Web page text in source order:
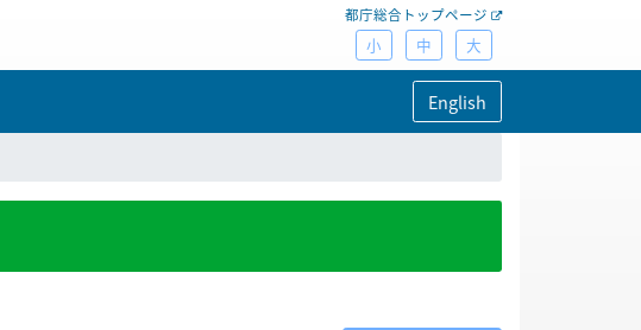
都庁総合トップページ
小 中 大
English